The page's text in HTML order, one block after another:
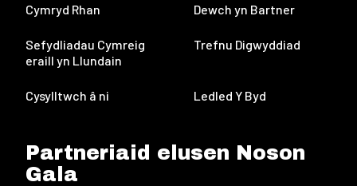
Cymryd Rhan Dewch yn Bartner
Sefydliadau Cymreig
eraill yn Llundain
Trefnu Digwyddiad
Cysylltwch â ni Ledled Y Byd
Partneriaid elusen Noson
Gala